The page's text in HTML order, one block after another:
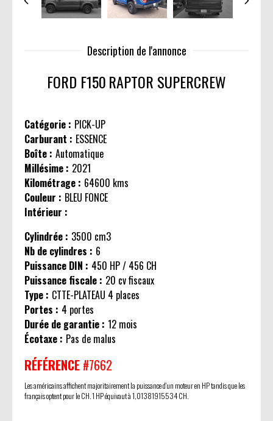
Description de l'annonce
FORD F150RAPTOR SUPERCREW
Catégorie : PICK-UP
Carburant : ESSENCE
Boîte : Automatique
Millésime : 2021
Kilométrage : 64600 kms
Couleur : BLEU FONCE
Intérieur :
Cylindrée : 3500 cm3
Nb de cylindres : 6
Puissance DIN : 450 HP / 456 CH
Puissance fiscale : 20 cv fiscaux
Type : CTTE-PLATEAU 4 places
Portes : 4 portes
Durée de garantie : 12 mois
Écotaxe : Pas de malus
RÉFÉRENCE #7662
Les américains affichent majoritairement la puissance d'un moteur en HP tandis que les
français optent pour le CH. 1 HP équivaut à 1,01381915534 CH.